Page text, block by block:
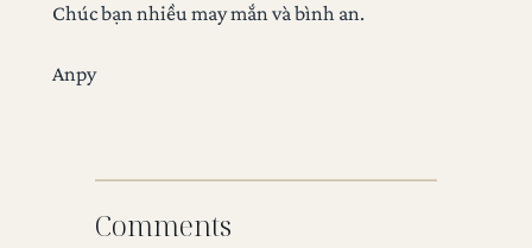
Chúc bạn nhiều may mắn và bình an.
Anpy
Comments